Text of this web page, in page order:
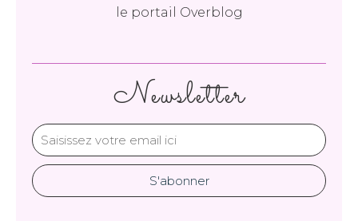
Newsletter
le portail Overblog